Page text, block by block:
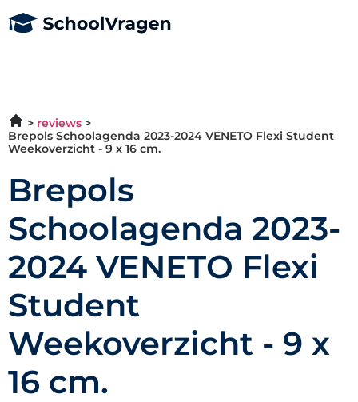
reviews
Brepols Schoolagenda 2023-2024 VENETO Flexi Student
Weekoverzicht - 9 x 16 cm.
Brepols
Schoolagenda 2023-
2024 VENETO Flexi
Student
Weekoverzicht - 9 x
16 cm.